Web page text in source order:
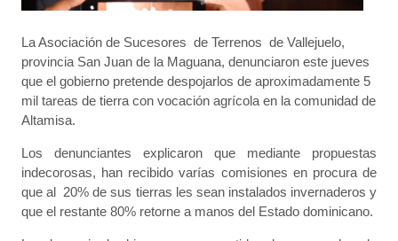
La Asociación de Sucesores de Terrenos de Vallejuelo,
provincia San Juan de la Maguana, denunciaron este jueves
que el gobierno pretende despojarlos de aproximadamente 5
mil tareas de tierra con vocación agrícola en la comunidad de
Altamisa.
Los denunciantes explicaron que mediante propuestas
indecorosas, han recibido varías comisiones en procura de
que al 20% de sus tierras les sean instalados invernaderos y
que el restante 80% retorne a manos del Estado dominicano.